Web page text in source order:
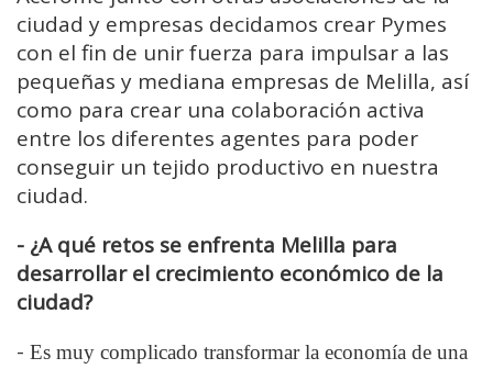
ciudad y empresas decidamos crear Pymes
con el fin de unir fuerza para impulsar a las
pequeñas y mediana empresas de Melilla, así
como para crear una colaboración activa
entre los diferentes agentes para poder
conseguir un tejido productivo en nuestra
ciudad.
- ¿A qué retos se enfrenta Melilla para
desarrollar el crecimiento económico de la
ciudad?
- Es muy complicado transformar la economía de una